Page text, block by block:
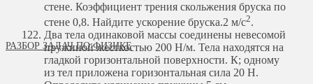
РАЗБОР ЗАДАЧ ПО ФИЗИКЕ
стене. Коэффициент трения скольжения бруска по
стене 0,8. Найдите ускорение бруска.2 м/с2.
Два тела одинаковой массы соединены невесомой
пружиной жесткостью 200 Н/м. Тела находятся на
гладкой горизонтальной поверхности. К; одному
из тел приложена горизонтальная сила 20 Н.